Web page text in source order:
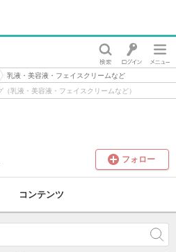
乳液・美容液・フェイスクリームなど
乳液・美容液・フェイスクリームなど）
フォロー
コンテンツ